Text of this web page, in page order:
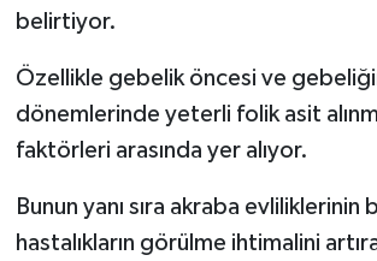
belirtiyor.
Özellikle gebelik öncesi ve
dönemlerinde yeterli folik asit
faktörleri arasında yer alıyor.
Bunun yanı sıra akraba evliliklerinin
hastalıkların görülme ihtimalini